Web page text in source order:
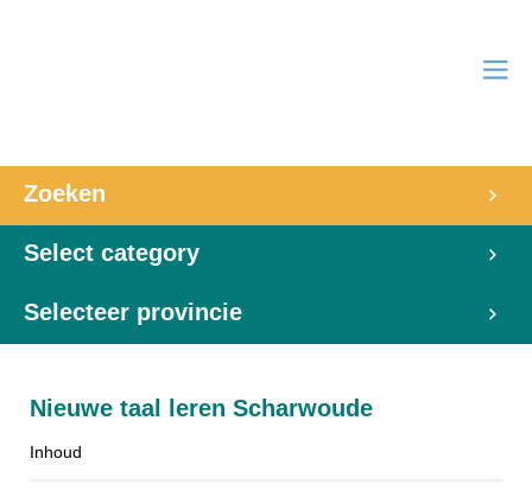
Zoeken
Select category
Selecteer provincie
Nieuwe taal leren Scharwoude
Inhoud